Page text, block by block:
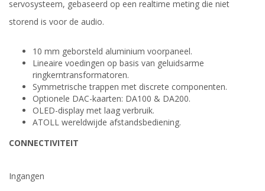
servosysteem, gebaseerd op een realtime meting die niet
storend is voor de audio.
10 mm geborsteld aluminium voorpaneel.
Lineaire voedingen op basis van geluidsarme
ringkerntransformatoren.
Symmetrische trappen met discrete componenten.
Optionele DAC-kaarten: DA100 & DA200.
OLED-display met laag verbruik.
ATOLL wereldwijde afstandsbediening.
CONNECTIVITEIT
Ingangen